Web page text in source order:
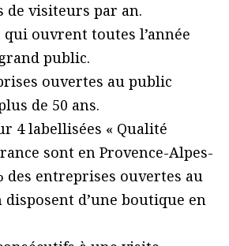
de visiteurs par an.
ouvrent toutes l’année
public.
ouvertes au public
de 50 ans.
4 labellisées « Qualité
sont en Provence-Alpes-
des entreprises ouvertes au
d’une boutique en